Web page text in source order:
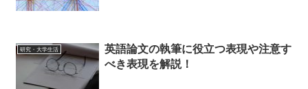
研究・大学生活
英語論文の執筆に役立つ表現や注意す
べき表現を解説！